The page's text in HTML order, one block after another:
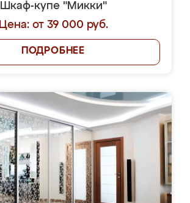
Шкаф-купе "Микки"
Цена: от 39 000 руб.
ПОДРОБНЕЕ